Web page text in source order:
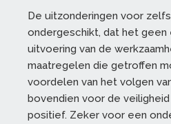
De uitzonderingen voor
ondergeschikt, dat het
uitvoering van de
maatregelen die getroffen
voordelen van het volgen
bovendien voor de
positief. Zeker voor een